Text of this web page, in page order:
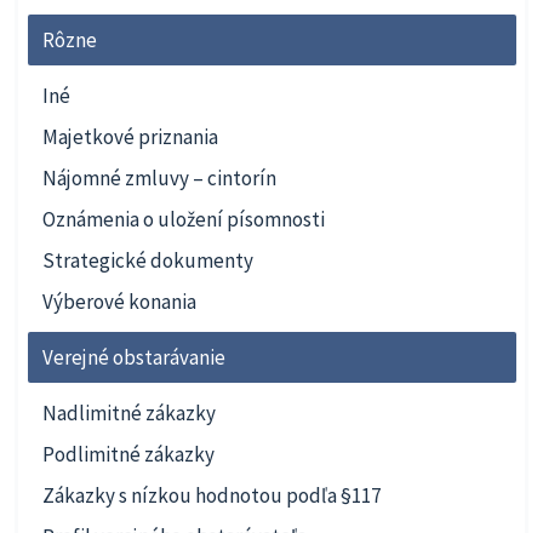
Rôzne
Iné
Majetkové priznania
Nájomné zmluvy – cintorín
Oznámenia o uložení písomnosti
Strategické dokumenty
Výberové konania
Verejné obstarávanie
Nadlimitné zákazky
Podlimitné zákazky
Zákazky s nízkou hodnotou podľa §117